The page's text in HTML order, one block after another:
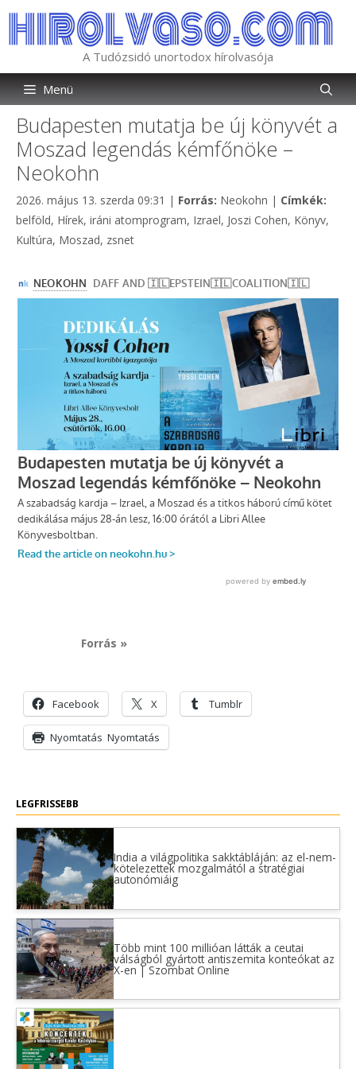
tartalomba
A Tudózsidó unortodox hírolvasója
Menü
Budapesten mutatja be új könyvét a
Moszad legendás kémfőnöke –
Neokohn
2026. május 13. szerda 09:31 | Forrás: Kategória
Neokohn | Címkék:
belföld, Hírek, iráni atomprogram, Izrael, Joszi Cohen, Könyv,
Kultúra, Moszad, zsnet
Forrás »
Facebook X Tumblr
Nyomtatás Nyomtatás
LEGFRISSEBB
India a világpolitika sakktábláján: az el-nem-
kötelezettek mozgalmától a stratégiai
autonómiáig
Több mint 100 millióan látták a ceutai
válságból gyártott antiszemita konteókat az
X-en | Szombat Online